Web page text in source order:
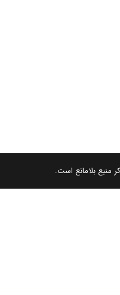
منبع بلامانع است.